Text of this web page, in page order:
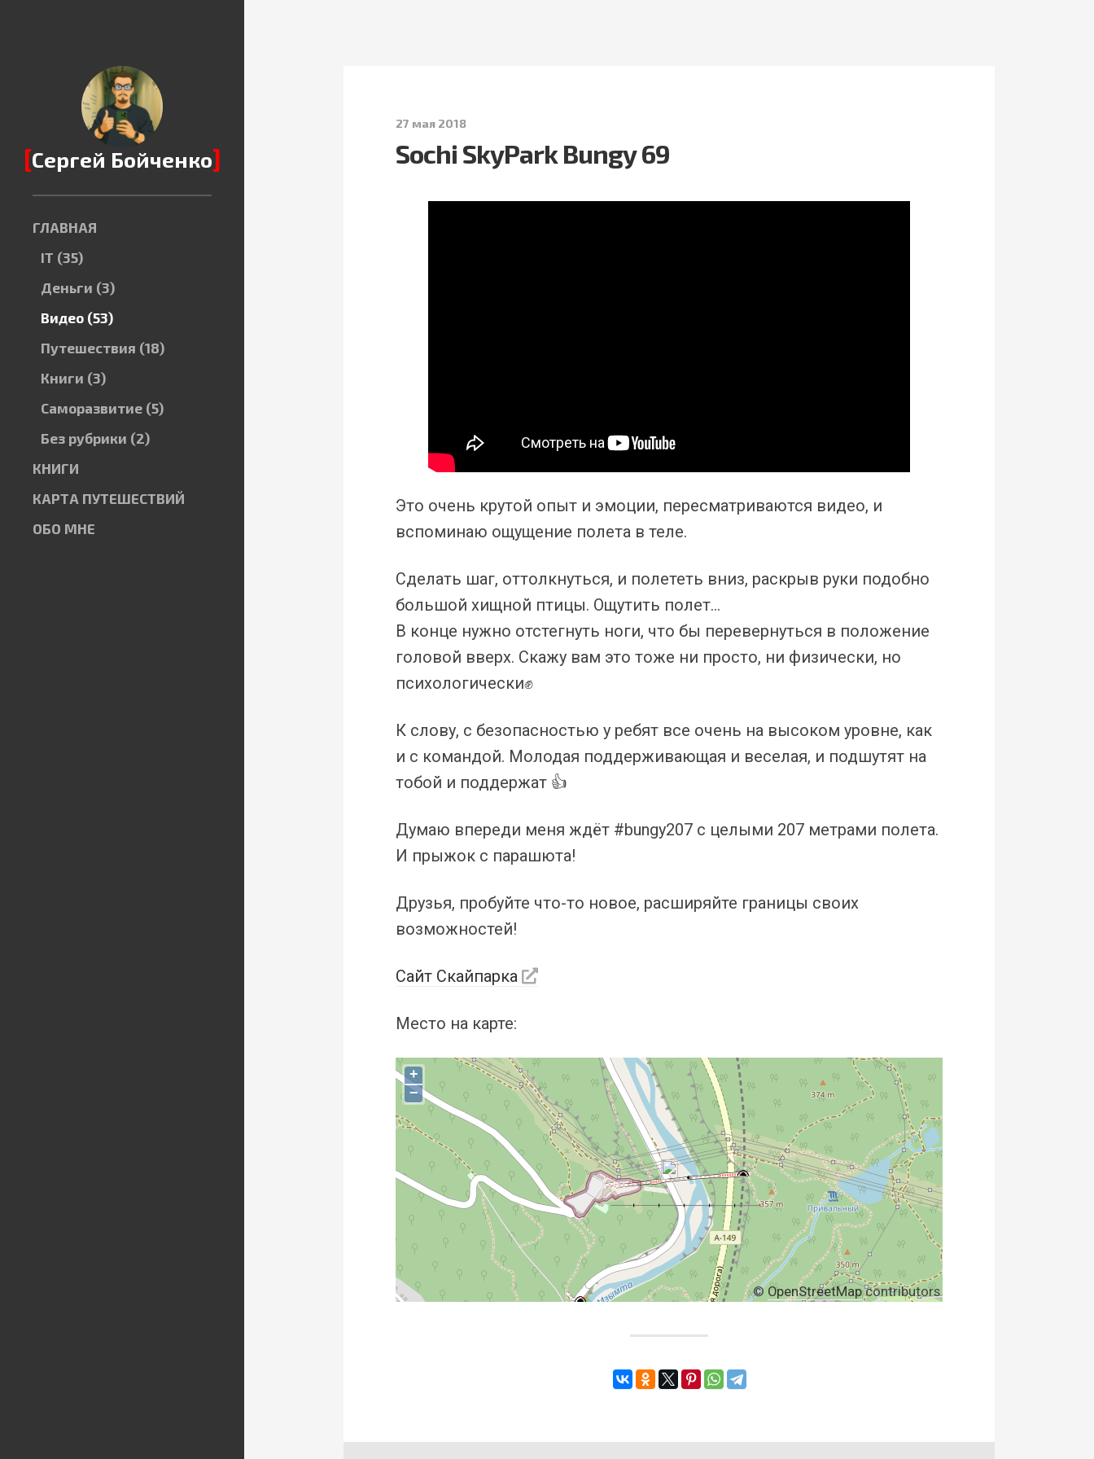
[Сергей Бойченко]
ГЛАВНАЯ
IT (35)
Деньги (3)
Видео (53)
Путешествия (18)
Книги (3)
Саморазвитие (5)
Без рубрики (2)
КНИГИ
КАРТА ПУТЕШЕСТВИЙ
ОБО МНЕ
27 мая 2018
Sochi SkyPark Bungy 69
Это очень крутой опыт и эмоции, пересматриваются видео, и
вспоминаю ощущение полета в теле.
Сделать шаг, оттолкнуться, и полететь вниз, раскрыв руки подобно
большой хищной птицы. Ощутить полет…
В конце нужно отстегнуть ноги, что бы перевернуться в положение
головой вверх. Скажу вам это тоже ни просто, ни физически, но
психологически✊
К слову, с безопасностью у ребят все очень на высоком уровне, как
и с командой. Молодая поддерживающая и веселая, и подшутят на
тобой и поддержат 👍
Думаю впереди меня ждёт #bungy207 с целыми 207 метрами полета.
И прыжок с парашюта!
Друзья, пробуйте что-то новое, расширяйте границы своих
возможностей!
Сайт Скайпарка
Место на карте:
+
−
© OpenStreetMapcontributors